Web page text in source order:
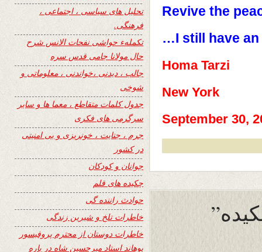
Revive the
I still have
Homa Tarzi
New York
September 30,
تحلیل های سیاسی ، اجتماعی ،
فرهنگی.
تکملهء حواشی نفحات الانس شرح
حال مولانا جامی قدس سره
جالب ، دیدنی ،خواندنی ، معلوماتی و
شوخی
جدول کلمات متقاطع ، معما ها و سایر
سرگرمی های فکری
جرم ، جنایت ، خونریزی و بی امنیتی
در کشور
جوانان و کودکان
چکیده های قلم
حوادث راننده گی
خاطرات تلخ و شیرین زندگی
خاطرات دوستان از محترم پروفیسور
پوهاند استاد میرحسین شاه در باره